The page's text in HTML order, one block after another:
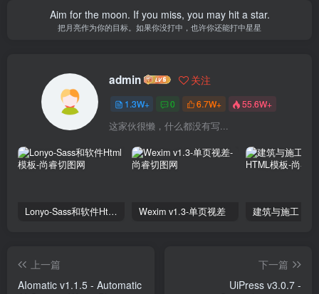
Aim for the moon. If you miss, you may hit a star.
把月亮作为你的目标。如果你没打中，也许你还能打中星星
admin 关注
1.3W+ 0 6.7W+ 55.6W+
这家伙很懒，什么都没有写...
Lonyo-Sass和软件Html模板 Wexim v1.3-单页视差
上一篇
AIomatic v1.1.5 - Automatic
下一篇
UiPress v3.0.7 -